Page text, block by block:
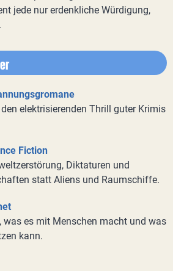
jede nur erdenkliche Würdigung,
elektrisierenden Thrill guter Krimis
Fiction
Diktaturen und
statt Aliens und Raumschiffe.
was es mit Menschen macht und was
kann.